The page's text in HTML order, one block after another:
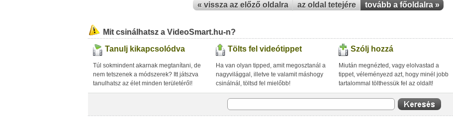
« vissza az előző oldalra az oldal tetejére tovább a főoldalra »
Mit csinálhatsz a VideoSmart.hu-n?
Tanulj kikapcsolódva
Túl sokmindent akarnak megtanítani, de
nem tetszenek a módszerek? Itt játszva
tanulhatsz az élet minden területéről!
Tölts fel videótippet
Ha van olyan tipped, amit megosztanál a
nagyvilággal, illetve te valamit máshogy
csinálnál, töltsd fel mielőbb!
Szólj hozzá
Miután megnézted, vagy elolvastad a
tippet, véleményezd azt, hogy minél jobb
tartalommal tölthessük fel az oldalt!